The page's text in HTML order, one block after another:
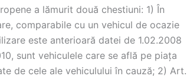
a lămurit două chestiuni: 1) În
comparabile cu un vehicul de ocazie
este anterioară datei de 1.02.2008
sunt vehiculele care se află pe piața
de cele ale vehiculului în cauză; 2) Art.